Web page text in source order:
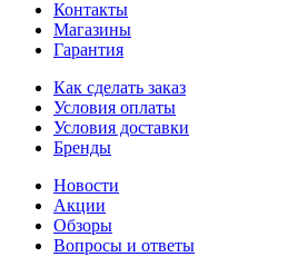
Контакты
Магазины
Гарантия
Как сделать заказ
Условия оплаты
Условия доставки
Бренды
Новости
Акции
Обзоры
Вопросы и ответы